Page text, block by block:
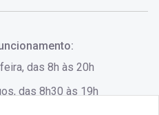
das 8h às 20h
das 8h30 às 19h